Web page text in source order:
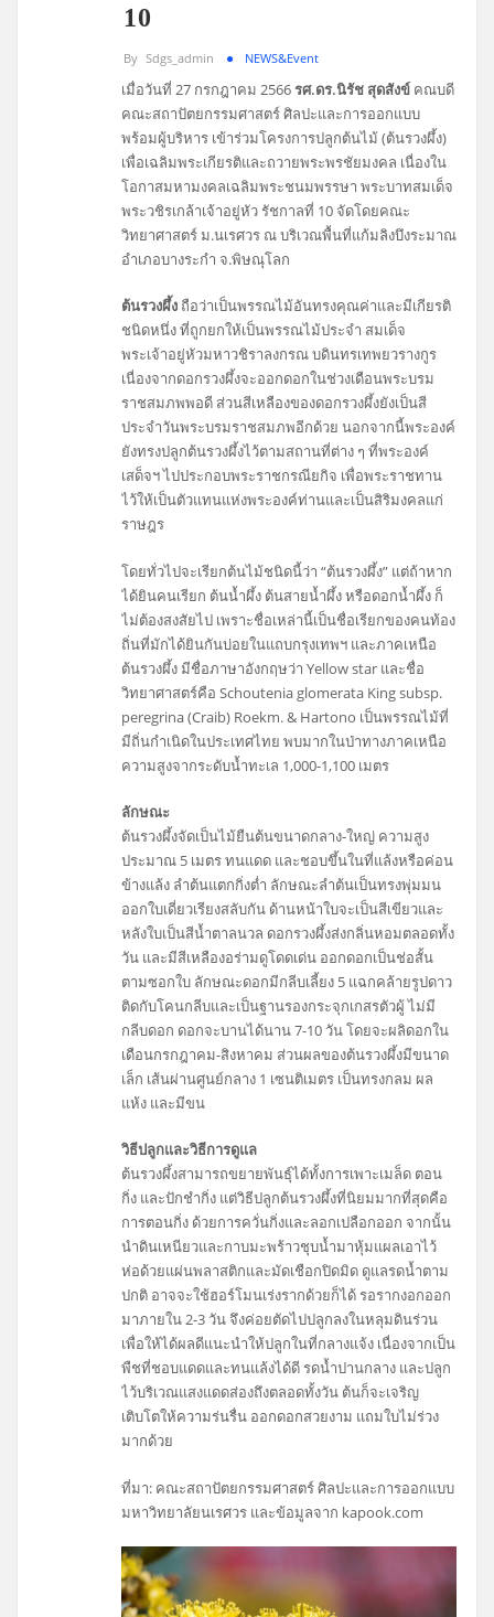
10
By Sdgs_admin NEWS&Event
เมื่อวันที่ 27 กรกฎาคม 2566รศ.ดร.นิรัช สุดสังข์ คณบดี
คณะสถาปัตยกรรมศาสตร์ ศิลปะและการออกแบบ
พร้อมผู้บริหาร เข้าร่วมโครงการปลูกต้นไม้ (ต้นรวงผึ้ง)
เพื่อเฉลิมพระเกียรติและถวายพระพรชัยมงคล เนื่องใน
โอกาสมหามงคลเฉลิมพระชนมพรรษา พระบาทสมเด็จ
พระวชิรเกล้าเจ้าอยู่หัว รัชกาลที่ 10 จัดโดยคณะ
วิทยาศาสตร์ ม.นเรศวร ณ บริเวณพื้นที่แก้มลิงบึงระมาณ
อำเภอบางระกำ จ.พิษณุโลก
ต้นรวงผึ้ง ถือว่าเป็นพรรณไม้อันทรงคุณค่าและมีเกียรติ
ชนิดหนึ่ง ที่ถูกยกให้เป็นพรรณไม้ประจำ สมเด็จ
พระเจ้าอยู่หัวมหาวชิราลงกรณ บดินทรเทพยวรางกูร
เนื่องจากดอกรวงผึ้งจะออกดอกในช่วงเดือนพระบรม
ราชสมภพพอดี ส่วนสีเหลืองของดอกรวงผึ้งยังเป็นสี
ประจำวันพระบรมราชสมภพอีกด้วย นอกจากนี้พระองค์
ยังทรงปลูกต้นรวงผึ้งไว้ตามสถานที่ต่าง ๆ ที่พระองค์
เสด็จฯ ไปประกอบพระราชกรณียกิจ เพื่อพระราชทาน
ไว้ให้เป็นตัวแทนแห่งพระองค์ท่านและเป็นสิริมงคลแก่
ราษฎร
โดยทั่วไปจะเรียกต้นไม้ชนิดนี้ว่า “ต้นรวงผึ้ง” แต่ถ้าหาก
ได้ยินคนเรียก ต้นน้ำผึ้ง ต้นสายน้ำผึ้ง หรือดอกน้ำผึ้ง ก็
ไม่ต้องสงสัยไป เพราะชื่อเหล่านี้เป็นชื่อเรียกของคนท้อง
ถิ่นที่มักได้ยินกันบ่อยในแถบกรุงเทพฯ และภาคเหนือ
ต้นรวงผึ้ง มีชื่อภาษาอังกฤษว่า Yellow star และชื่อ
วิทยาศาสตร์คือ Schoutenia glomerata King subsp.
peregrina (Craib) Roekm. & Hartono เป็นพรรณไม้ที่
มีถิ่นกำเนิดในประเทศไทย พบมากในป่าทางภาคเหนือ
ความสูงจากระดับน้ำทะเล 1,000-1,100 เมตร
ลักษณะ
ต้นรวงผึ้งจัดเป็นไม้ยืนต้นขนาดกลาง-ใหญ่ ความสูง
ประมาณ 5 เมตร ทนแดด และชอบขึ้นในที่แล้งหรือค่อน
ข้างแล้ง ลำต้นแตกกิ่งต่ำ ลักษณะลำต้นเป็นทรงพุ่มมน
ออกใบเดี่ยวเรียงสลับกัน ด้านหน้าใบจะเป็นสีเขียวและ
หลังใบเป็นสีน้ำตาลนวล ดอกรวงผึ้งส่งกลิ่นหอมตลอดทั้ง
วัน และมีสีเหลืองอร่ามดูโดดเด่น ออกดอกเป็นช่อสั้น
ตามซอกใบ ลักษณะดอกมีกลีบเลี้ยง 5 แฉกคล้ายรูปดาว
ติดกับโคนกลีบและเป็นฐานรองกระจุกเกสรตัวผู้ ไม่มี
กลีบดอก ดอกจะบานได้นาน 7-10 วัน โดยจะผลิดอกใน
เดือนกรกฎาคม-สิงหาคม ส่วนผลของต้นรวงผึ้งมีขนาด
เล็ก เส้นผ่านศูนย์กลาง 1 เซนติเมตร เป็นทรงกลม ผล
แห้ง และมีขน
วิธีปลูกและวิธีการดูแล
ต้นรวงผึ้งสามารถขยายพันธุ์ได้ทั้งการเพาะเมล็ด ตอน
กิ่ง และปักชำกิ่ง แต่วิธีปลูกต้นรวงผึ้งที่นิยมมากที่สุดคือ
การตอนกิ่ง ด้วยการควั่นกิ่งและลอกเปลือกออก จากนั้น
นำดินเหนียวและกาบมะพร้าวชุบน้ำมาหุ้มแผลเอาไว้
ห่อด้วยแผ่นพลาสติกและมัดเชือกปิดมิด ดูแลรดน้ำตาม
ปกติ อาจจะใช้ฮอร์โมนเร่งรากด้วยก็ได้ รอรากงอกออก
มาภายใน 2-3 วัน จึงค่อยตัดไปปลูกลงในหลุมดินร่วน
เพื่อให้ได้ผลดีแนะนำให้ปลูกในที่กลางแจ้ง เนื่องจากเป็น
พืชที่ชอบแดดและทนแล้งได้ดี รดน้ำปานกลาง และปลูก
ไว้บริเวณแสงแดดส่องถึงตลอดทั้งวัน ต้นก็จะเจริญ
เติบโตให้ความร่นรื่น ออกดอกสวยงาม แถมใบไม่ร่วง
มากด้วย
ที่มา: คณะสถาปัตยกรรมศาสตร์ ศิลปะและการออกแบบ
มหาวิทยาลัยนเรศวร และข้อมูลจาก kapook.com